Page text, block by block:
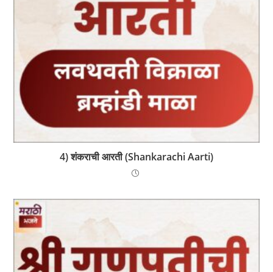
4) शंकराची आरती (Shankarachi Aarti)